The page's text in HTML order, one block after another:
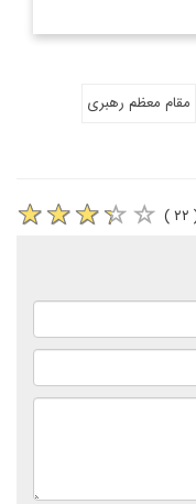
مقام معظم رهبری
۲۲ )